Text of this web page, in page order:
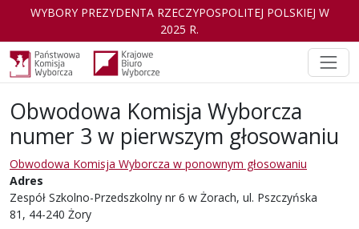
WYBORY PREZYDENTA RZECZYPOSPOLITEJ POLSKIEJ W
2025 R.
Obwodowa Komisja Wyborcza
numer 3 w pierwszym głosowaniu
Obwodowa Komisja Wyborcza w ponownym głosowaniu
Adres
Zespół Szkolno-Przedszkolny nr 6 w Żorach, ul. Pszczyńska
81, 44-240 Żory